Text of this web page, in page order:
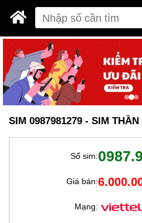
SIM 0987981279 - SIM
Số sim:
Giá bán:
Mạng: